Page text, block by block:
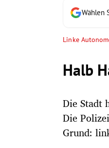
Wählen
Linke
Halb
Die Stadt
Die
Grund: